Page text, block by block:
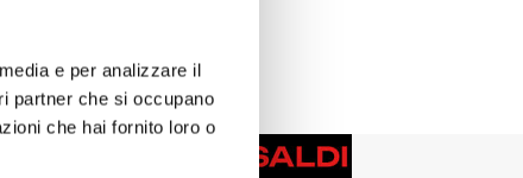
e per analizzare il
partner che si occupano
che hai fornito loro o